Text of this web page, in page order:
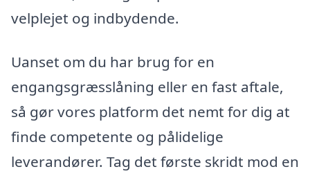
velplejet og indbydende.
Uanset om du har brug for en
engangsgræsslåning eller en fast aftale,
så gør vores platform det nemt for dig at
finde competente og pålidelige
leverandører. Tag det første skridt mod en